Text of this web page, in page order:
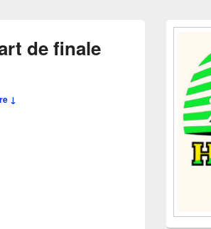
de finale
↓
Zone
barre
latérale